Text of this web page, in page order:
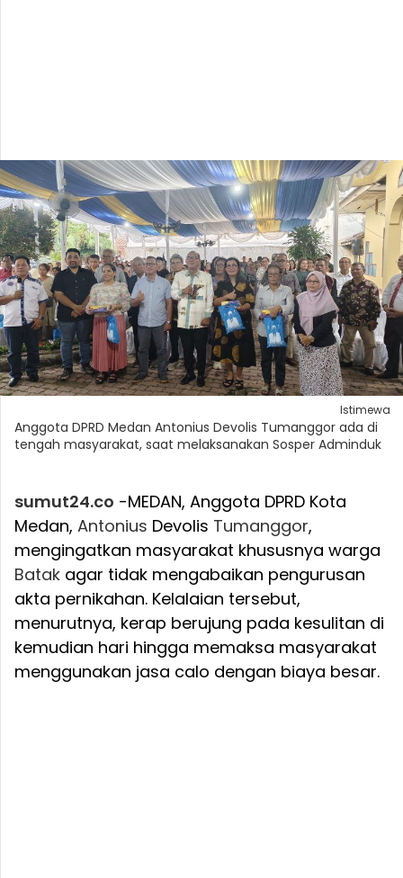
Istimewa
Anggota DPRD Medan Antonius Devolis Tumanggor ada di
tengah masyarakat, saat melaksanakan Sosper Adminduk
sumut24.co -MEDAN, Anggota DPRD Kota
Medan, Antonius Devolis Tumanggor,
mengingatkan masyarakat khususnya warga
Batak agar tidak mengabaikan pengurusan
akta pernikahan. Kelalaian tersebut,
menurutnya, kerap berujung pada kesulitan di
kemudian hari hingga memaksa masyarakat
menggunakan jasa calo dengan biaya besar.